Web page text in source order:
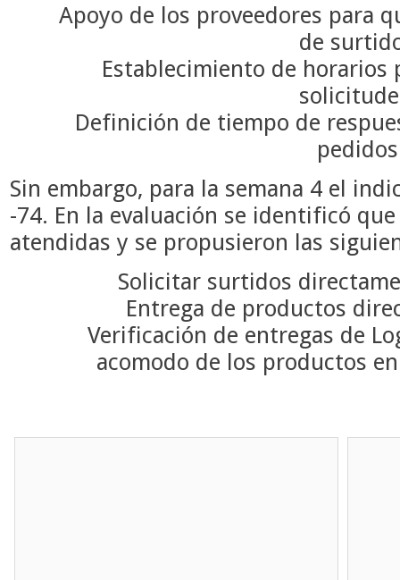
Apoyo de los proveedores para
de
Establecimiento de horarios
Definición de tiempo de
pedidos
Sin embargo, para la semana 4 el
-74. En la evaluación se identificó
atendidas y se propusieron las
Solicitar surtidos
Entrega de productos
Verificación de entregas de
acomodo de los productos